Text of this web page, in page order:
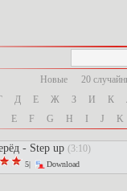
Новые
20
Г Д Е Ж З И К
E F G H J K
- Step up (3:10)
5| Download